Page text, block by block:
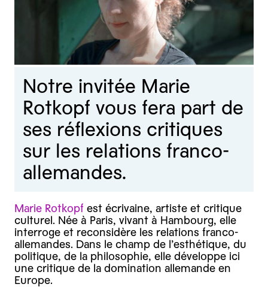
Notre invitée Marie
Rotkopf vous fera part de
ses réflexions critiques
sur les relations franco-
allemandes.
Marie Rotkopf est écrivaine, artiste et critique
culturel. Née à Paris, vivant à Hambourg, elle
interroge et reconsidère les relations franco-
allemandes. Dans le champ de l’esthétique, du
politique, de la philosophie, elle développe ici
une critique de la domination allemande en
Europe.